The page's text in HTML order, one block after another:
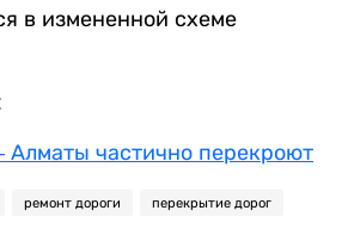
в измененной схеме
Алматы частично перекроют
ремонт дороги перекрытие дорог